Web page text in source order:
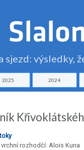
sjezd: výsledky,
2025 2024
rozhodčí: Alois Kuna